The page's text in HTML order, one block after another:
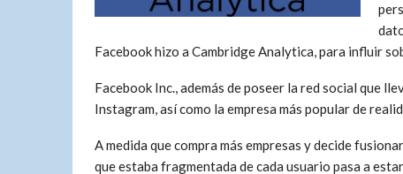
Facebook hizo a Cambridge Analytica, para influir
Facebook Inc., además de poseer la red social que
Instagram, así como la empresa más popular de
A medida que compra más empresas y decide
que estaba fragmentada de cada usuario pasa a